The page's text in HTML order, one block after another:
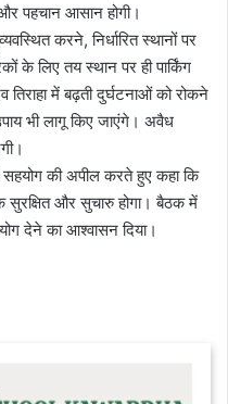
पहचान आसान होगी।
करने, निर्धारित स्थानों पर
के लिए तय स्थान पर ही पार्किंग
तिराहा में बढ़ती दुर्घटनाओं को रोकने
भी लागू किए जाएंगे। अवैध
सहयोग की अपील करते हुए कहा कि
सुरक्षित और सुचारु होगा। बैठक में
देने का आश्वासन दिया।